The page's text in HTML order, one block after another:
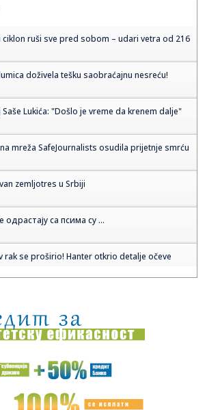
ciklon ruši sve pred sobom – udari vetra od 216
doživela tešku saobraćajnu nesreću!
Lukića: "Došlo je vreme da krenem dalje"
mreža SafeJournalists osudila prijetnje smrću
zemljotres u Srbiji
одрастају са псима су ...
rak se proširio! Hanter otkrio detalje očeve
otvaramo fabriku dronova sa
puni dvorane širom regiona: U Sarajevu
voda i zašto je ovog leta među